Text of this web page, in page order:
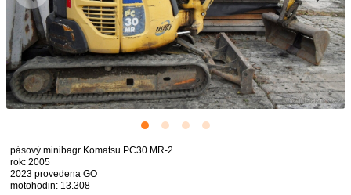
pásový minibagr Komatsu PC30 MR-2
rok: 2005
2023 provedena GO
motohodin: 13.308